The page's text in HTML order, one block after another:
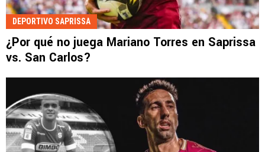
DEPORTIVO SAPRISSA
¿Por qué no juega Mariano Torres en Saprissa
vs. San Carlos?